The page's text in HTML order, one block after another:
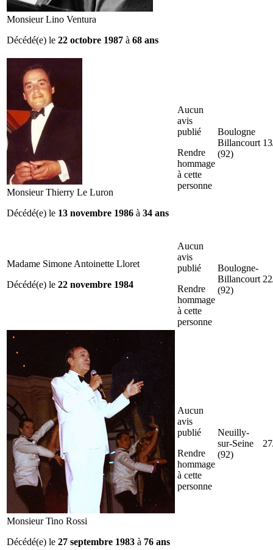
Monsieur Lino Ventura
Décédé(e) le 22 octobre 1987 à 68 ans
Monsieur Thierry Le Luron
Décédé(e) le 13 novembre 1986 à 34 ans
Aucun
avis
publié
Rendre
hommage
à cette
personne
Boulogne
Billancourt
(92)
Madame Simone Antoinette Lloret
Décédé(e) le 22 novembre 1984
Aucun
avis
publié
Rendre
hommage
à cette
personne
Boulogne-
Billancourt
(92)
Monsieur Tino Rossi
Décédé(e) le 27 septembre 1983 à 76 ans
Aucun
avis
publié
Rendre
hommage
à cette
personne
Neuilly-
sur-Seine
(92)